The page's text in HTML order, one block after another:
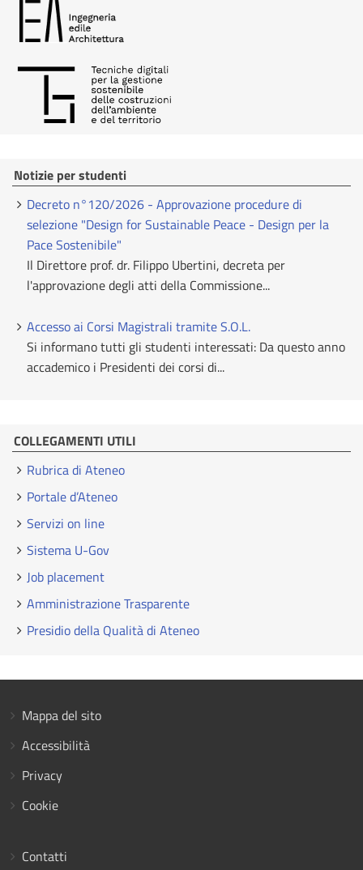
Notizie per studenti
Decreto n°120/2026 - Approvazione procedure di
selezione "Design for Sustainable Peace - Design per la
Pace Sostenibile"
Il Direttore prof. dr. Filippo Ubertini, decreta per
l'approvazione degli atti della Commissione...
Accesso ai Corsi Magistrali tramite S.O.L.
Si informano tutti gli studenti interessati: Da questo anno
accademico i Presidenti dei corsi di...
COLLEGAMENTI UTILI
Rubrica di Ateneo
Portale d’Ateneo
Servizi on line
Sistema U-Gov
Job placement
Amministrazione Trasparente
Presidio della Qualità di Ateneo
Mappa del sito
Accessibilità
Privacy
Cookie
Contatti